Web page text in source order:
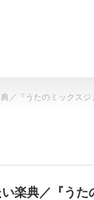
／『うたのミックス
楽典／『う